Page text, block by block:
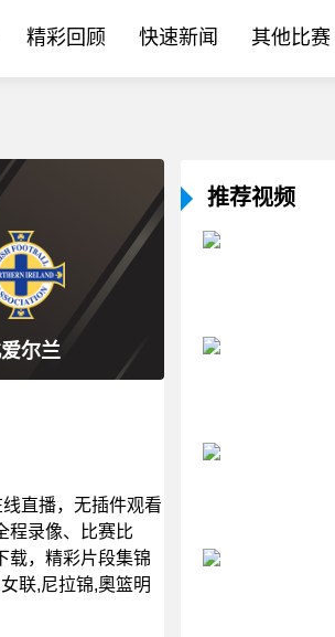
精彩回顾 快速新闻 其他比赛
尔兰
直播，无插件观看
程录像、比赛比
载，精彩片段集锦
联,尼拉锦,奧篮明
推荐视频